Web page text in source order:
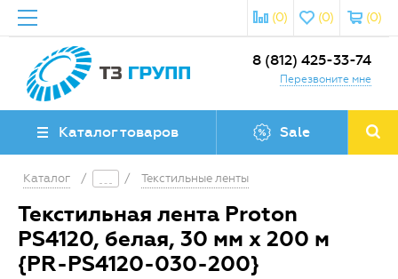
(0)
(0)
(0)
8 (812) 425-33-74
Перезвоните мне
Каталог товаров Sale
Каталог / / Текстильные ленты
Текстильная лента Proton
PS4120, белая, 30 мм x 200 м
{PR-PS4120-030-200}